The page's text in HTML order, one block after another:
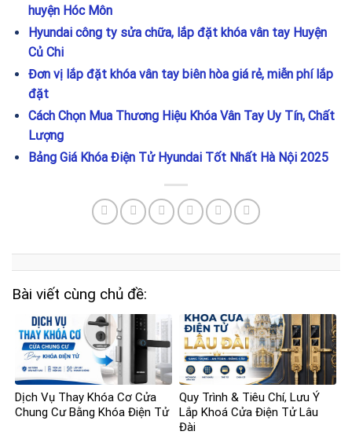
huyện Hóc Môn
Hyundai công ty sửa chữa, lắp đặt khóa vân tay Huyện
Củ Chi
Đơn vị lắp đặt khóa vân tay biên hòa giá rẻ, miễn phí lắp
đặt
Cách Chọn Mua Thương Hiệu Khóa Vân Tay Uy Tín, Chất
Lượng
Bảng Giá Khóa Điện Tử Hyundai Tốt Nhất Hà Nội 2025
Bài viết cùng chủ đề:
Dịch Vụ Thay Khóa Cơ Cửa
Chung Cư Bằng Khóa Điện Tử
Quy Trình & Tiêu Chí, Lưu Ý
Lắp Khoá Cửa Điện Tử Lâu
Đài